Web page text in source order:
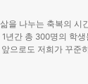
나누는 축복의 시
간 총 300명의 학
으로도 저희가 꾸준